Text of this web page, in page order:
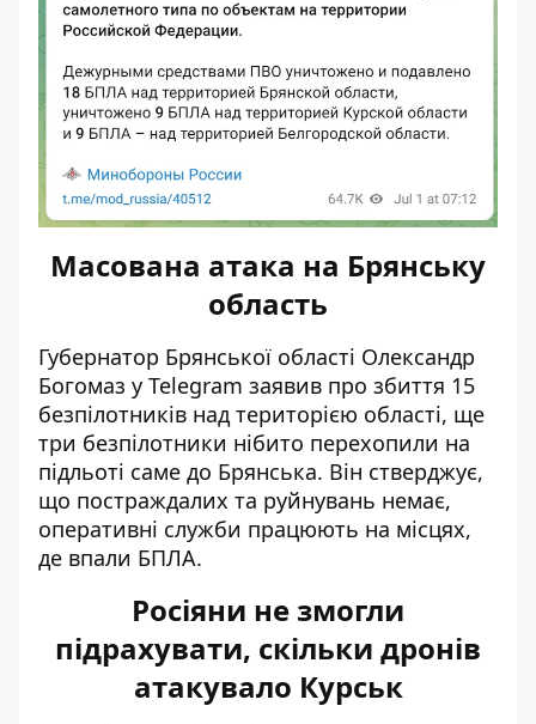
Масована атака на Брянську
область
Губернатор Брянської області Олександр
Богомаз у Telegram заявив про збиття 15
безпілотників над територією області, ще
три безпілотники нібито перехопили на
підльоті саме до Брянська. Він стверджує,
що постраждалих та руйнувань немає,
оперативні служби працюють на місцях,
де впали БПЛА.
Росіяни не змогли
підрахувати, скільки дронів
атакувало Курськ